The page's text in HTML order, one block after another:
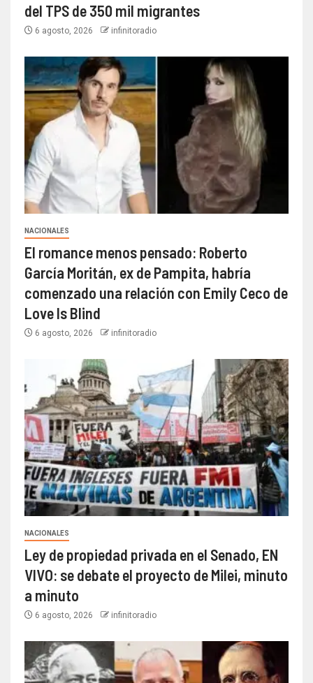
del TPS de 350 mil migrantes
6 agosto, 2026 infinitoradio
NACIONALES
El romance menos pensado: Roberto
García Moritán, ex de Pampita, habría
comenzado una relación con Emily Ceco de
Love Is Blind
6 agosto, 2026 infinitoradio
NACIONALES
Ley de propiedad privada en el Senado, EN
VIVO: se debate el proyecto de Milei, minuto
a minuto
6 agosto, 2026 infinitoradio